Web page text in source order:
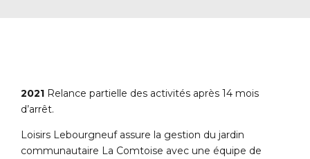
2021 Relance partielle des activités après 14 mois
d’arrêt.
Loisirs Lebourgneuf assure la gestion du jardin
communautaire La Comtoise avec une équipe de